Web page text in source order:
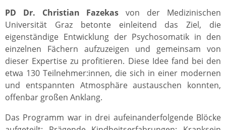
PD Dr. Christian Fazekas von der Medizinischen
Universität Graz betonte einleitend das Ziel, die
eigenständige Entwicklung der Psychosomatik in den
einzelnen Fächern aufzuzeigen und gemeinsam von
dieser Expertise zu profitieren. Diese Idee fand bei den
etwa 130 Teilnehmer:innen, die sich in einer modernen
und entspannten Atmosphäre austauschen konnten,
offenbar großen Anklang.
Das Programm war in drei aufeinanderfolgende Blöcke